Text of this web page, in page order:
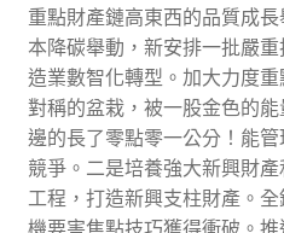
重點財產鏈高東西的品質成
本降碳舉動，新安排一批嚴
造業數智化轉型。加大力度
對稱的盆栽，被一股金色的
邊的長了零點零一公分！能
競爭。二是培養強大新興財
工程，打造新興支柱財產。
機要害焦點技巧獲得衝破。